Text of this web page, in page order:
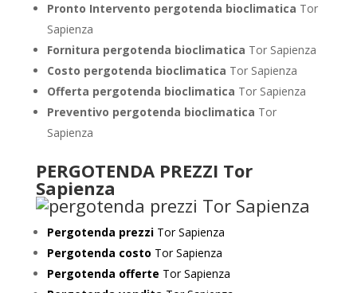
Pronto Intervento pergotenda bioclimatica Tor
Sapienza
Fornitura pergotenda bioclimatica Tor Sapienza
Costo pergotenda bioclimatica Tor Sapienza
Offerta pergotenda bioclimatica Tor Sapienza
Preventivo pergotenda bioclimatica Tor
Sapienza
PERGOTENDA PREZZI Tor
Sapienza
Pergotenda prezziTor Sapienza
Pergotenda costo Tor Sapienza
Pergotenda offerte Tor Sapienza